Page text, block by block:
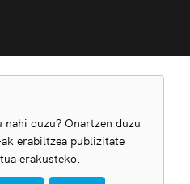
duzu? Onartzen duzu
erabiltzea publizitate
erakusteko.